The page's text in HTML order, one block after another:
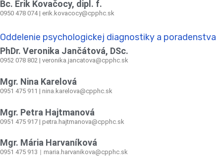
Bc. Erik Kovačocy, dipl. f.
0950 478 074 | erik.kovacocy@cpphc.sk
Oddelenie psychologickej diagnostiky a poradenstva
PhDr. Veronika Jančátová, DSc.
0952 078 802 | veronika.jancatova@cpphc.sk
Mgr. Nina Karelová
0951 475 911 | nina.karelova@cpphc.sk
Mgr. Petra Hajtmanová
0951 475 917 | petra.hajtmanova@cpphc.sk
Mgr. Mária Harvaníková
0951 475 913 maria.harvanikova@cpphc.sk